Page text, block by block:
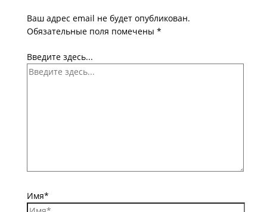
Ваш адрес email не будет опубликован.
Обязательные поля помечены *
Введите здесь...
Имя*